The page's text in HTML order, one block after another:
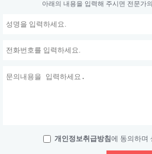
아래의 내용을 입력해 주시면 전문가
개인정보취급방침에 동의하며